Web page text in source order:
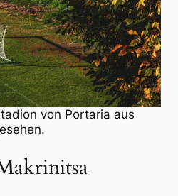
von Portaria aus